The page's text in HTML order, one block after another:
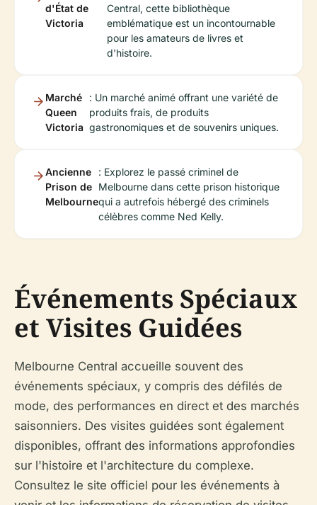
d'État de
Victoria
Central, cette bibliothèque
emblématique est un incontournable
pour les amateurs de livres et
d'histoire.
Marché
Queen
Victoria
: Un marché animé offrant une variété de
produits frais, de produits
gastronomiques et de souvenirs uniques.
Ancienne
Prison de
Melbourne
: Explorez le passé criminel de
Melbourne dans cette prison historique
qui a autrefois hébergé des criminels
célèbres comme Ned Kelly.
Événements Spéciaux
et Visites Guidées
Melbourne Central accueille souvent des
événements spéciaux, y compris des défilés de
mode, des performances en direct et des marchés
saisonniers. Des visites guidées sont également
disponibles, offrant des informations approfondies
sur l'histoire et l'architecture du complexe.
Consultez le site officiel pour les événements à